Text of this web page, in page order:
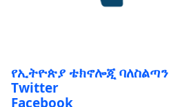
የኢትዮጵያ ቴክኖሎጂ ባለስልጣን
Twitter
Facebook